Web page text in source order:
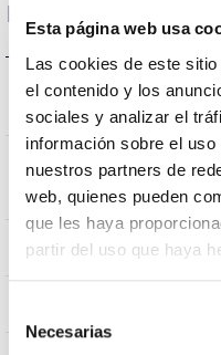
Esta página web usa
Las cookies de este
el contenido y los
sociales y analizar el
información sobre el
nuestros partners de
web, quienes pueden
que les haya
partir del uso que haya
Necesarias
Données optiques
Température de
CRI Indice de rendu
couleurs
Angle d’ouverture